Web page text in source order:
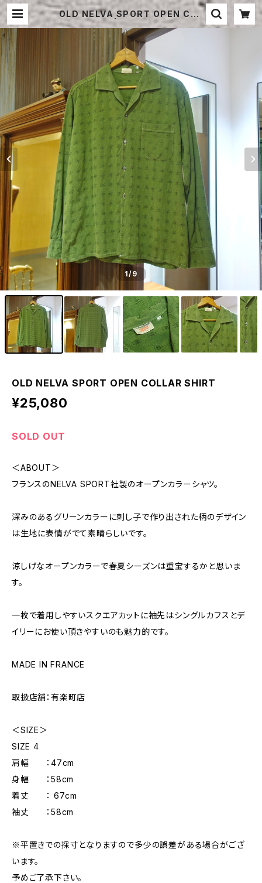
OLD NELVA SPORT OPEN COL
LAR SHIRT | STRAYSHEEP ON
LINE
1/9
OLD NELVA SPORT OPEN COLLAR SHIRT
¥25,080
SOLD OUT
＜ABOUT＞
フランスのNELVA SPORT社製のオープンカラーシャツ。
深みのあるグリーンカラーに刺し子で作り出された柄のデザイン
は生地に表情がでて素晴らしいです。
涼しげなオープンカラーで春夏シーズンは重宝するかと思いま
す。
一枚で着用しやすいスクエアカットに袖先はシングルカフスとデ
イリーにお使い頂きやすいのも魅力的です。
MADE IN FRANCE
取扱店舗：有楽町店
＜SIZE＞
SIZE 4
肩幅 ：47cm
身幅 ：58cm
着丈 ： 67cm
袖丈 ：58cm
※平置きでの採寸となりますので多少の誤差がある場合がござ
います。
予めご了承下さい。